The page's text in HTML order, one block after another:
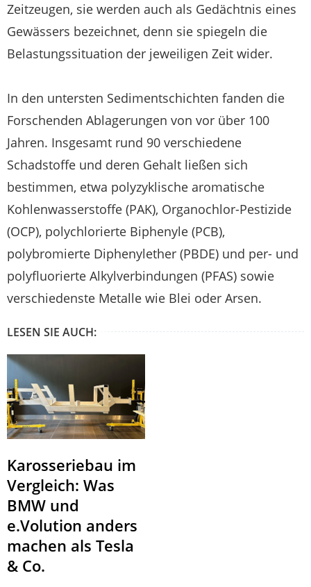
Zeitzeugen, sie werden auch als Gedächtnis eines
Gewässers bezeichnet, denn sie spiegeln die
Belastungssituation der jeweiligen Zeit wider.
In den untersten Sedimentschichten fanden die
Forschenden Ablagerungen von vor über 100
Jahren. Insgesamt rund 90 verschiedene
Schadstoffe und deren Gehalt ließen sich
bestimmen, etwa polyzyklische aromatische
Kohlenwasserstoffe (PAK), Organochlor-Pestizide
(OCP), polychlorierte Biphenyle (PCB),
polybromierte Diphenylether (PBDE) und per- und
polyfluorierte Alkylverbindungen (PFAS) sowie
verschiedenste Metalle wie Blei oder Arsen.
LESEN SIE AUCH:
Karosseriebau im
Vergleich: Was
BMW und
e.Volution anders
machen als Tesla
& Co.